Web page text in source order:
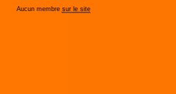
Aucun membre sur le site